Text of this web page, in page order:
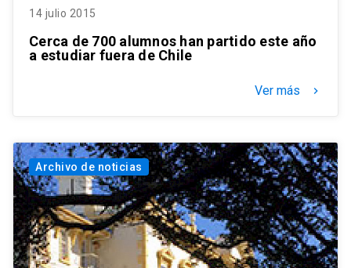
14 julio 2015
Cerca de 700 alumnos han partido este año
a estudiar fuera de Chile
Ver más keyboard_arrow_right
Archivo de noticias